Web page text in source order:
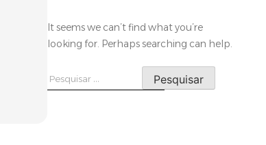
It seems we can’t find what you’re
looking for. Perhaps searching can help.
Pesquisar
por: